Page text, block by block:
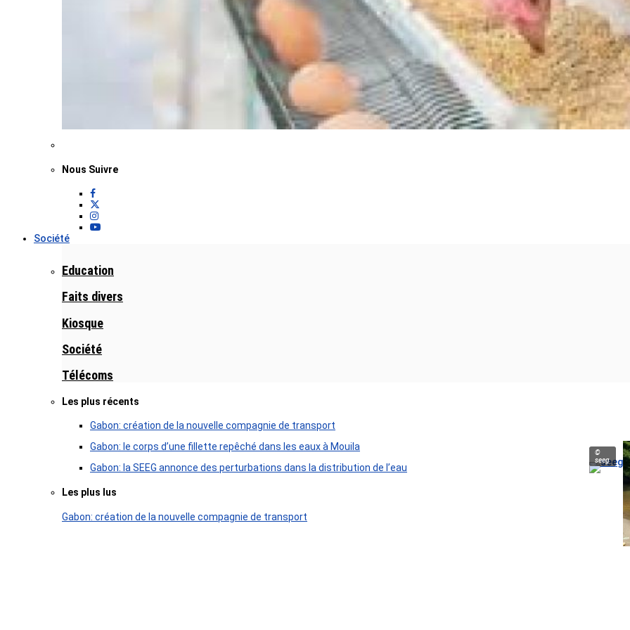
Nous Suivre
Société
Education
Faits divers
Kiosque
Société
Télécoms
Les plus récents
Gabon: création de la nouvelle compagnie de transport
Gabon: le corps d’une fillette repêché dans les eaux à Mouila
©
seeg
Gabon: la SEEG annonce des perturbations dans la distribution de l’eau
Les plus lus
Gabon: création de la nouvelle compagnie de transport